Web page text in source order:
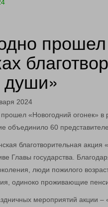
души»
2024
объединило 60
благотворительная
Главы государства.
люди пожилого
одиноко проживающие
мероприятий акции